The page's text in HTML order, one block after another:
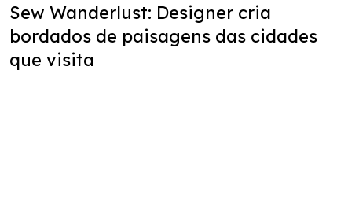
Sew Wanderlust: Designer cria
bordados de paisagens das cidades
que visita